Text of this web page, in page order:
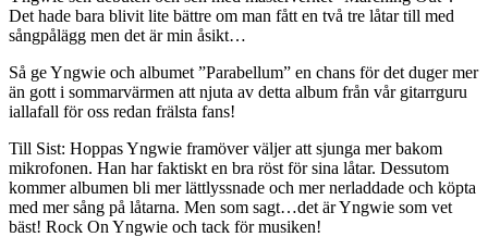
Det hade bara blivit lite bättre om man fått en två tre låtar till med
sångpålägg men det är min åsikt…
Så ge Yngwie och albumet ”Parabellum” en chans för det duger mer
än gott i sommarvärmen att njuta av detta album från vår gitarrguru
iallafall för oss redan frälsta fans!
Till Sist: Hoppas Yngwie framöver väljer att sjunga mer bakom
mikrofonen. Han har faktiskt en bra röst för sina låtar. Dessutom
kommer albumen bli mer lättlyssnade och mer nerladdade och köpta
med mer sång på låtarna. Men som sagt…det är Yngwie som vet
bäst! Rock On Yngwie och tack för musiken!